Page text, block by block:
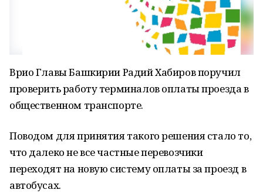
Врио Главы Башкирии Радий Хабиров поручил
проверить работу терминалов оплаты проезда в
общественном транспорте.
Поводом для принятия такого решения стало то,
что далеко не все частные перевозчики
переходят на новую систему оплаты за проезд в
автобусах.